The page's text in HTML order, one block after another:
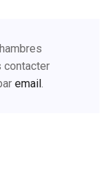
contacter
email .